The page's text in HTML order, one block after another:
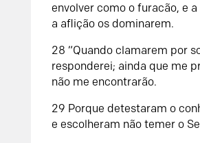
envolver como o furacão, e
a aflição os dominarem.
28 “Quando clamarem por
responderei; ainda que me
não me encontrarão.
29 Porque detestaram o
e escolheram não temer o